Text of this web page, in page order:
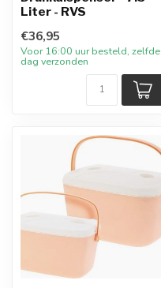
Liter - RVS
€36,95
Voor 16:00 uur besteld, zelfde
dag verzonden